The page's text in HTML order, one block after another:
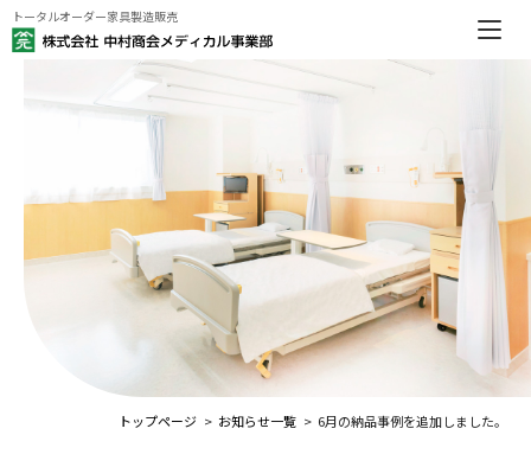
トータルオーダー家具製造販売
トップページ お知らせ一覧 6月の納品事例を追加しました。